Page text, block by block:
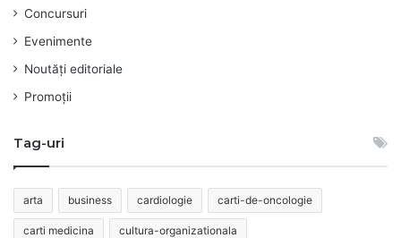
Concursuri
Evenimente
Noutăți editoriale
Promoții
Tag-uri
arta business cardiologie carti-de-oncologie
carti medicina cultura-organizationala